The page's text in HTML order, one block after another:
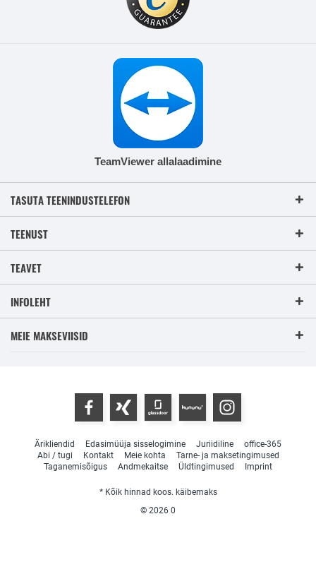
TeamViewer allalaadimine
TASUTA TEENINDUSTELEFON
TEENUST
TEAVET
INFOLEHT
MEIE MAKSEVIISID
Ärikliendid Edasimüüja sisselogimine Juriidiline
office-365
Abi / tugi
Kontakt Meie kohta
Tarne- ja maksetingimused
Taganemisõigus
Andmekaitse Üldtingimused Imprint
* Kõik hinnad koos. käibemaks
© 2026 0